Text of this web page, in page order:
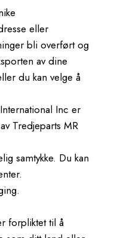
eller
bli overført og
av dine
du kan velge å
Inc er
Tredjeparts MR
samtykke. Du kan
forpliktet til å